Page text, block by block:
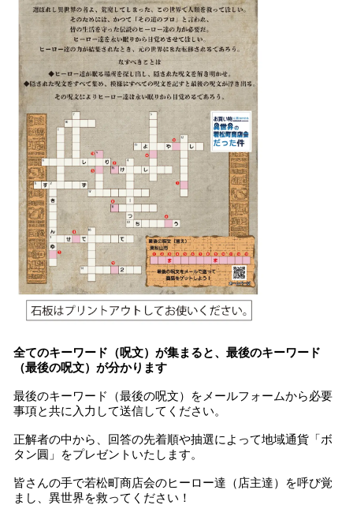
全てのキーワード（呪文）が集まると、最後のキーワード
（最後の呪文）が分かります
最後のキーワード（最後の呪文）をメールフォームから必要
事項と共に入力して送信してください。
正解者の中から、回答の先着順や抽選によって地域通貨「ボ
タン圓」をプレゼントいたします。
皆さんの手で若松町商店会のヒーロー達（店主達）を呼び覚
まし、異世界を救ってください！